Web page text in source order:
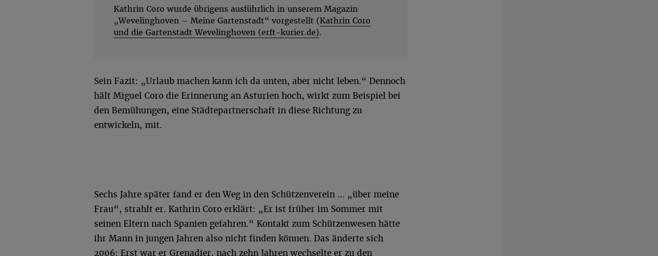
Kathrin Coro wurde übrigens ausführlich in unserem Magazin
„Wevelinghoven – Meine Gartenstadt“ vorgestellt (Kathrin Coro
und die Gartenstadt Wevelinghoven (erft-kurier.de).
Sein Fazit: „Urlaub machen kann ich da unten, aber nicht leben.“ Dennoch
hält Miguel Coro die Erinnerung an Asturien hoch, wirkt zum Beispiel bei
den Bemühungen, eine Städtepartnerschaft in diese Richtung zu
entwickeln, mit.
Sechs Jahre später fand er den Weg in den Schützenverein … „über meine
Frau“, strahlt er. Kathrin Coro erklärt: „Er ist früher im Sommer mit
seinen Eltern nach Spanien gefahren.“ Kontakt zum Schützenwesen hätte
ihr Mann in jungen Jahren also nicht finden können. Das änderte sich
2006: Erst war er Grenadier, nach zehn Jahren wechselte er zu den